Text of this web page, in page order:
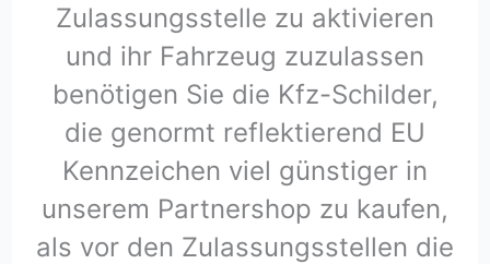
Zulassungsstelle zu aktivieren
und ihr Fahrzeug zuzulassen
benötigen Sie die Kfz-Schilder,
die genormt reflektierend EU
Kennzeichen viel günstiger in
unserem Partnershop zu kaufen,
als vor den Zulassungsstellen die